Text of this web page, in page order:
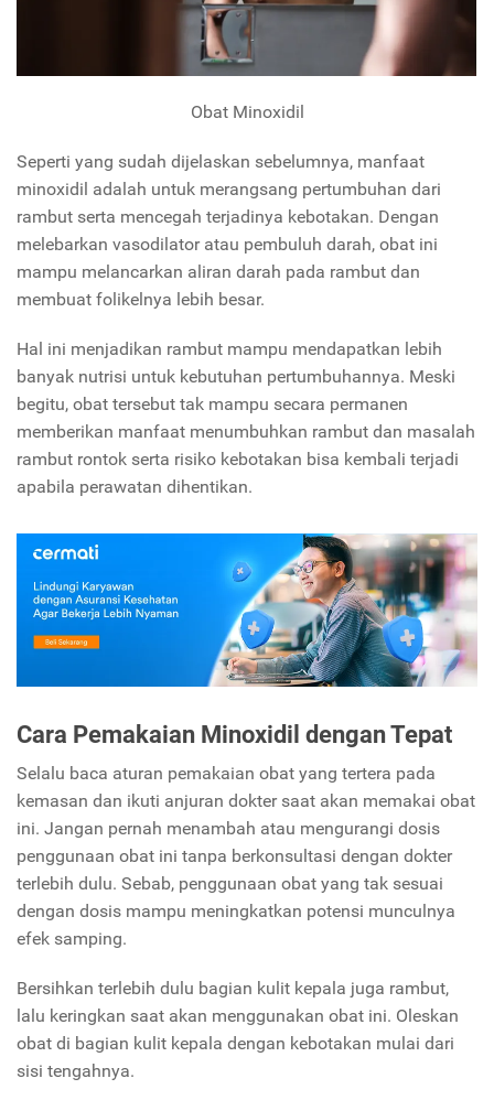
Obat Minoxidil
Seperti yang sudah dijelaskan sebelumnya, manfaat
minoxidil adalah untuk merangsang pertumbuhan dari
rambut serta mencegah terjadinya kebotakan. Dengan
melebarkan vasodilator atau pembuluh darah, obat ini
mampu melancarkan aliran darah pada rambut dan
membuat folikelnya lebih besar.
Hal ini menjadikan rambut mampu mendapatkan lebih
banyak nutrisi untuk kebutuhan pertumbuhannya. Meski
begitu, obat tersebut tak mampu secara permanen
memberikan manfaat menumbuhkan rambut dan masalah
rambut rontok serta risiko kebotakan bisa kembali terjadi
apabila perawatan dihentikan.
Cara Pemakaian Minoxidil dengan Tepat
Selalu baca aturan pemakaian obat yang tertera pada
kemasan dan ikuti anjuran dokter saat akan memakai obat
ini. Jangan pernah menambah atau mengurangi dosis
penggunaan obat ini tanpa berkonsultasi dengan dokter
terlebih dulu. Sebab, penggunaan obat yang tak sesuai
dengan dosis mampu meningkatkan potensi munculnya
efek samping.
Bersihkan terlebih dulu bagian kulit kepala juga rambut,
lalu keringkan saat akan menggunakan obat ini. Oleskan
obat di bagian kulit kepala dengan kebotakan mulai dari
sisi tengahnya.